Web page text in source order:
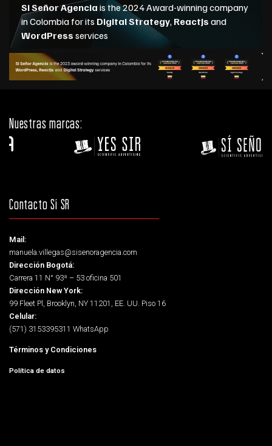
Nuestras marcas:
Contacto Sí SR
Mail:
manuela.villegas@sisenoragencia.com
Dirección Bogotá:
Carrera 11 N° 93ª – 53 oficina 501
Dirección New York:
99 Fleet Pl, Brooklyn, NY 11201, EE. UU. Piso 16
Celular:
(571) 3153395311 WhatsApp
Términos y Condiciones
Política de datos